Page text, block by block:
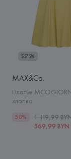
SS'26
MAX&Co.
Платье
хлопка
50%
1 119,99
569,99 BYN